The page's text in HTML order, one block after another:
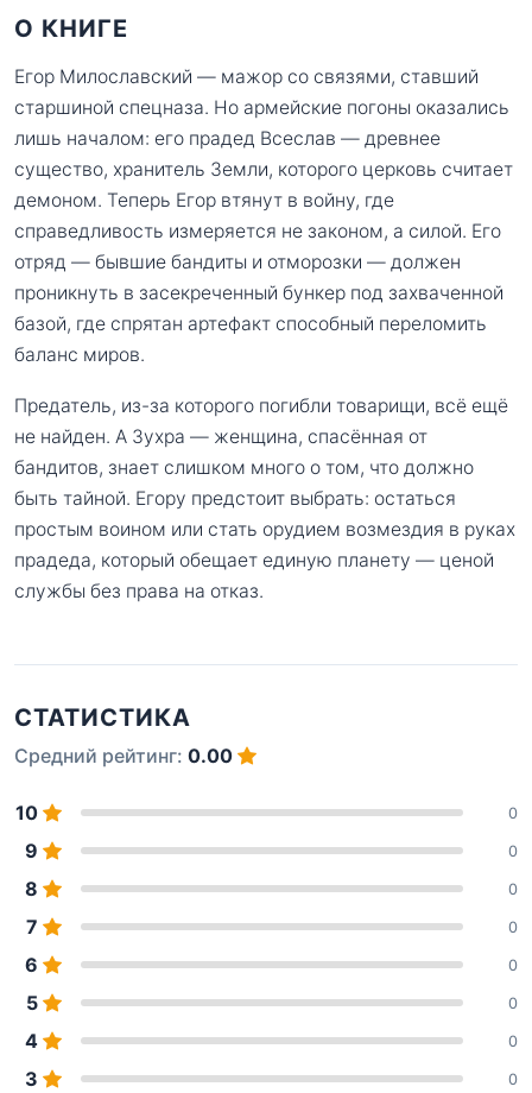
О КНИГЕ
Егор Милославский — мажор со связями, ставший
старшиной спецназа. Но армейские погоны оказались
лишь началом: его прадед Всеслав — древнее
существо, хранитель Земли, которого церковь считает
демоном. Теперь Егор втянут в войну, где
справедливость измеряется не законом, а силой. Его
отряд — бывшие бандиты и отморозки — должен
проникнуть в засекреченный бункер под захваченной
базой, где спрятан артефакт способный переломить
баланс миров.
Предатель, из-за которого погибли товарищи, всё ещё
не найден. А Зухра — женщина, спасённая от
бандитов, знает слишком много о том, что должно
быть тайной. Егору предстоит выбрать: остаться
простым воином или стать орудием возмездия в руках
прадеда, который обещает единую планету — ценой
службы без права на отказ.
СТАТИСТИКА
Средний рейтинг: 0.00
10 0
9 0
8 0
7 0
6 0
5 0
4 0
3 0